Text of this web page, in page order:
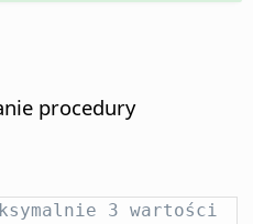
procedury
3 wartości